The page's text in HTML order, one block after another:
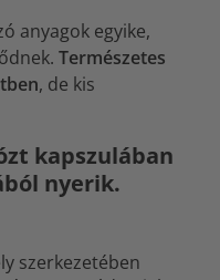
anyagok egyike,
Természetes
, de kis
kapszulában
nyerik.
szerkezetében